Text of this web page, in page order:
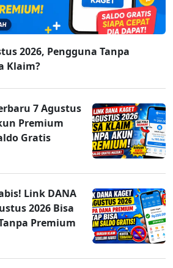
2026, Pengguna Tanpa
Klaim?
7 Agustus
Premium
Gratis
Link DANA
2026 Bisa
Premium